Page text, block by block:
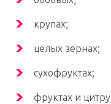
крупах;
целых зернах;
сухофруктах;
фруктах и